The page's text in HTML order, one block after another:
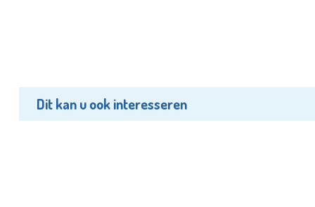
Dit kan u ook interesseren